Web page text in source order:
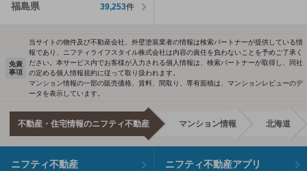
福島県 39,253件
免責
事項
当サイトの物件及び不動産会社、外壁塗装業者の情報は検索パートナーが提供している情
報であり、ニフティライフスタイル株式会社は内容の責任を負わないことを予めご了承く
ださい。本サービス内でお客様が入力される個人情報は、検索パートナーが取得し、同社
の定める個人情報規約に従って取り扱われます。
マンション情報の一部の販売価格、賃料、間取り、専有面積は、マンションレビューのデ
ータを表示しています。
不動産・住宅情報のニフティ不動産 マンション情報 北海道
ニフティ不動産 ニフティ不動産アプリ